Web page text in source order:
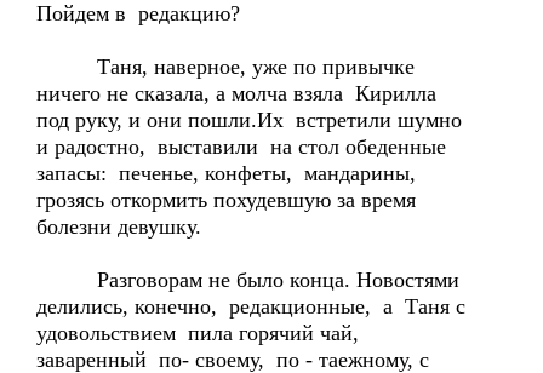
Пойдем в редакцию?
Таня, наверное, уже по привычке
ничего не сказала, а молча взяла Кирилла
под руку, и они пошли.Их встретили шумно
и радостно, выставили на стол обеденные
запасы: печенье, конфеты, мандарины,
грозясь откормить похудевшую за время
болезни девушку.
Разговорам не было конца. Новостями
делились, конечно, редакционные, а Таня с
удовольствием пила горячий чай,
заваренный по- своему, по - таежному, с